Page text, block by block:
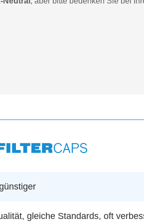
gleiche Standards, oft